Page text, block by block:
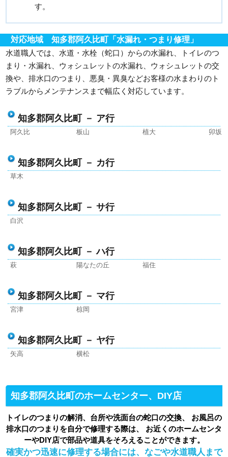
す。
対応地域 知多郡阿久比町「水漏れ・つまり修理」
水道職人では、水道・水栓（蛇口）からの水漏れ、トイレのつ
まり・水漏れ、ウォシュレットの水漏れ、ウォシュレットの交
換や、排水口のつまり、悪臭・異臭などお客様の水まわりのト
ラブルからメンテナンスまで幅広く対応しています。
知多郡阿久比町 － ア行
阿久比 板山 植大 卯坂
知多郡阿久比町 － カ行
草木
知多郡阿久比町 － サ行
白沢
知多郡阿久比町 － ハ行
萩 陽なたの丘 福住
知多郡阿久比町 － マ行
宮津 椋岡
知多郡阿久比町 － ヤ行
矢高 横松
知多郡阿久比町のホームセンター、DIY店
トイレのつまりの解消、台所や洗面台の蛇口の交換、 お風呂の
排水口のつまりを自分で修理する際は、 お近くのホームセンタ
ーやDIY店で部品や道具をそろえることができます。
確実かつ迅速に修理する場合には、なごや水道職人まで